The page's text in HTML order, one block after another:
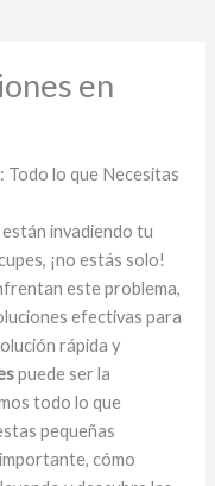
en
Todo lo que Necesitas
están invadiendo tu
¡no estás solo!
este problema,
efectivas para
rápida y
puede ser la
todo lo que
pequeñas
cómo